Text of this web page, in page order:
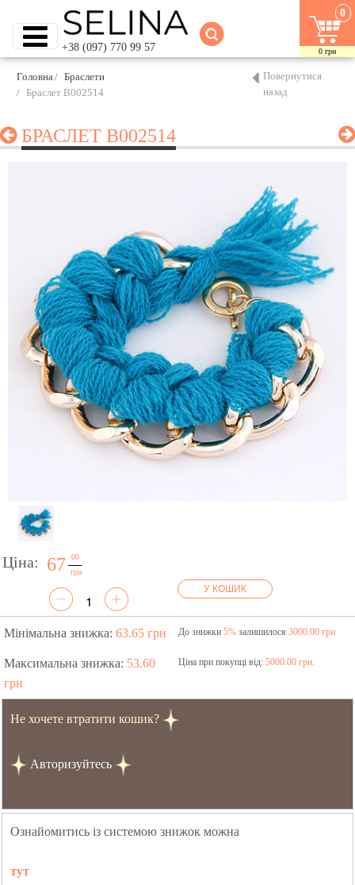
+38 (097) 770 99 57
0
0 грн
Головна
Браслети
Браслет B002514
Повернутися
назад
БРАСЛЕТ B002514
Ціна: 67
00
грн
У КОШИК
Мінімальна знижка: 63.65 грн До знижки 5%залишилося 3000.00 грн
Максимальна знижка: 53.60
грн
Ціна при покупці від: 5000.00 грн.
Не хочете втратити кошик?
Авторизуйтесь
Ознайомитись із системою знижок можна
тут